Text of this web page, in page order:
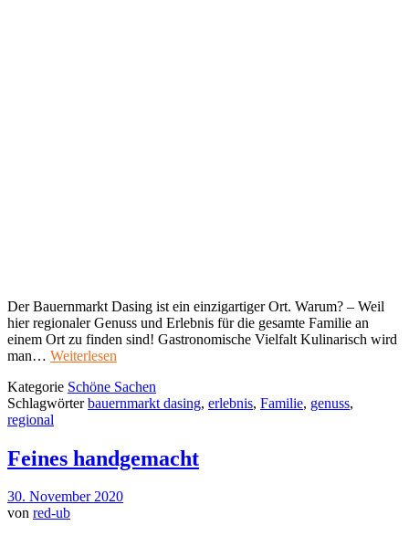
Der Bauernmarkt Dasing ist ein einzigartiger Ort. Warum? – Weil
hier regionaler Genuss und Erlebnis für die gesamte Familie an
einem Ort zu finden sind! Gastronomische Vielfalt Kulinarisch wird
man… Weiterlesen
Kategorie Schöne Sachen
Schlagwörterbauernmarkt dasing, erlebnis, Familie, genuss,
regional
Feines handgemacht
30. November 2020
von red-ub